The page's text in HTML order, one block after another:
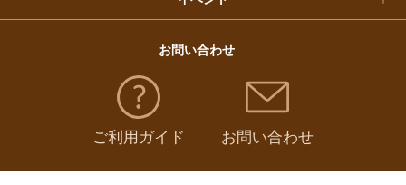
お問い合わせ
ご利用ガイド お問い合わせ